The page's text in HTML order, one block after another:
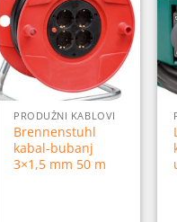
Dodaj
na
listu
želja
PRODUŽNI KABLOVI
Brennenstuhl
kabal-bubanj
3×1,5 mm 50 m